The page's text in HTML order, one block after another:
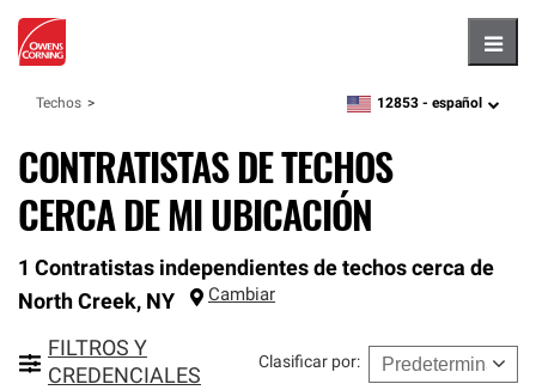
Techos zipcode,language
12853 - español
CONTRATISTAS DE TECHOS
CERCA DE MI UBICACIÓN
1 Contratistas independientes de techos cerca de
North Creek, NY Cambiar
FILTROS Y
CREDENCIALES
Clasificar por: